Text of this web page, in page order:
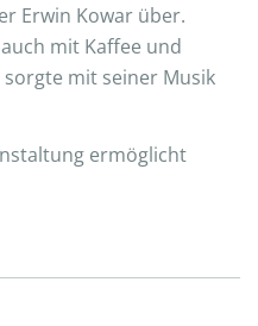
Erwin Kowar über.
mit Kaffee und
mit seiner Musik
ermöglicht